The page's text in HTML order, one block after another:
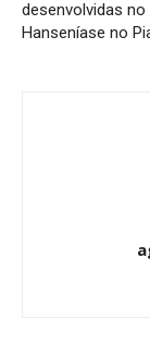
desenvolvidas
Hanseníase no